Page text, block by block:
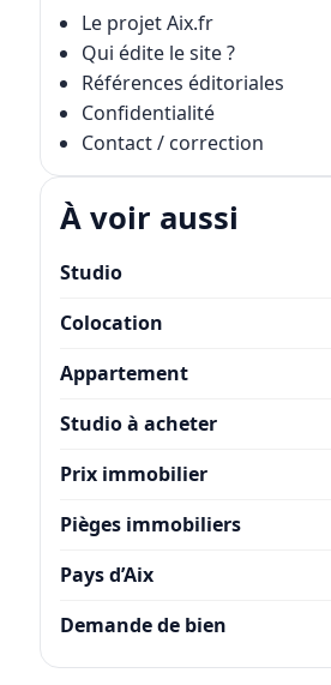
Le projet Aix.fr
Qui édite le site ?
Références éditoriales
Confidentialité
Contact / correction
À voir aussi
Studio
Colocation
Appartement
Studio à acheter
Prix immobilier
Pièges immobiliers
Pays d’Aix
Demande de bien